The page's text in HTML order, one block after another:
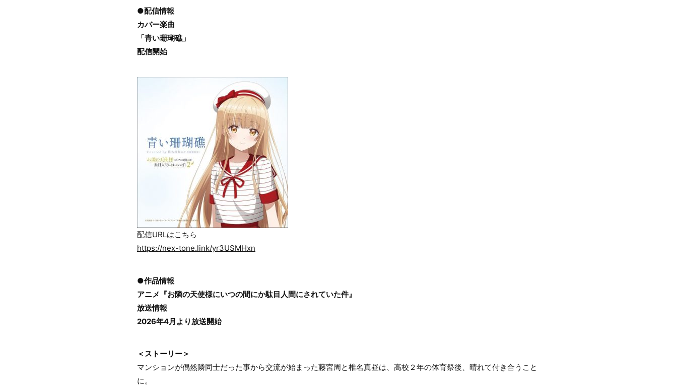
●配信情報
カバー楽曲
「青い珊瑚礁」
配信開始
配信URLはこちら
https://nex-tone.link/yr3USMHxn
●作品情報
アニメ『お隣の天使様にいつの間にか駄目人間にされていた件』
放送情報
2026年4月より放送開始
＜ストーリー＞
マンションが偶然隣同士だった事から交流が始まった藤宮周と椎名真昼は、高校２年の体育祭後、晴れて付き合うこと
に。